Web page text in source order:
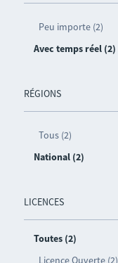
Peu importe (2)
Avec temps réel (2)
RÉGIONS
Tous (2)
National (2)
LICENCES
Toutes (2)
Licence Ouverte (2)